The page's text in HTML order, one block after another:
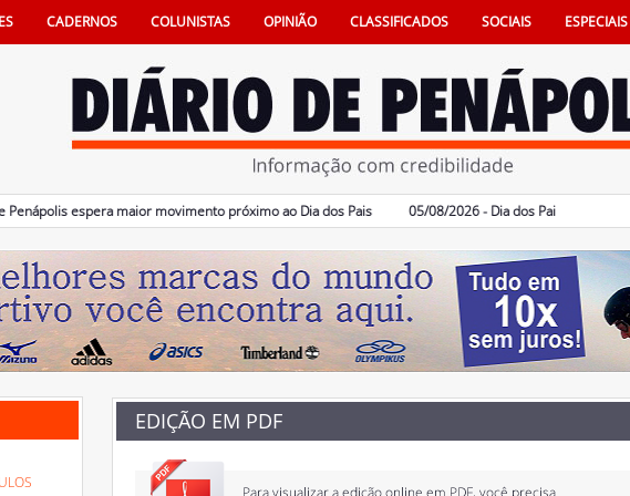
CADERNOS COLUNISTAS OPINIÃO CLASSIFICADOS SOCIAIS ESPECIAIS
espera maior movimento próximo ao Dia dos Pais 05/08/2026 - Dia dos Pais terá sorteio
EDIÇÃO EM PDF